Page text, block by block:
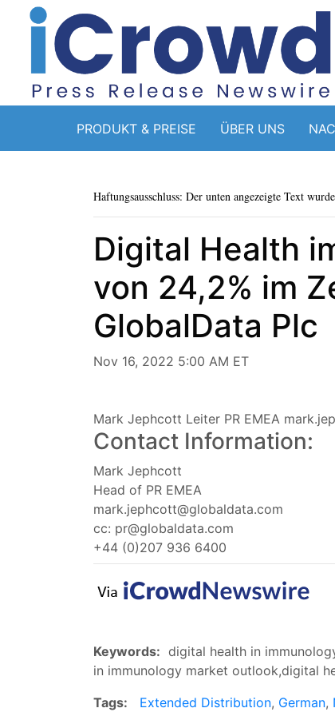
PRODUKT & PREISE ÜBER UNS
Haftungsausschluss: Der unten angezeigte Text
Digital Health
von 24,2% im
GlobalData Plc
Nov 16, 2022 5:00 AM ET
Mark Jephcott Leiter PR EMEA
Contact Information:
Mark Jephcott
Head of PR EMEA
mark.jephcott@globaldata.com
cc: pr@globaldata.com
+44 (0)207 936 6400
Keywords: digital health in
in immunology market outlook,digital
Tags:
Extended Distribution, German,